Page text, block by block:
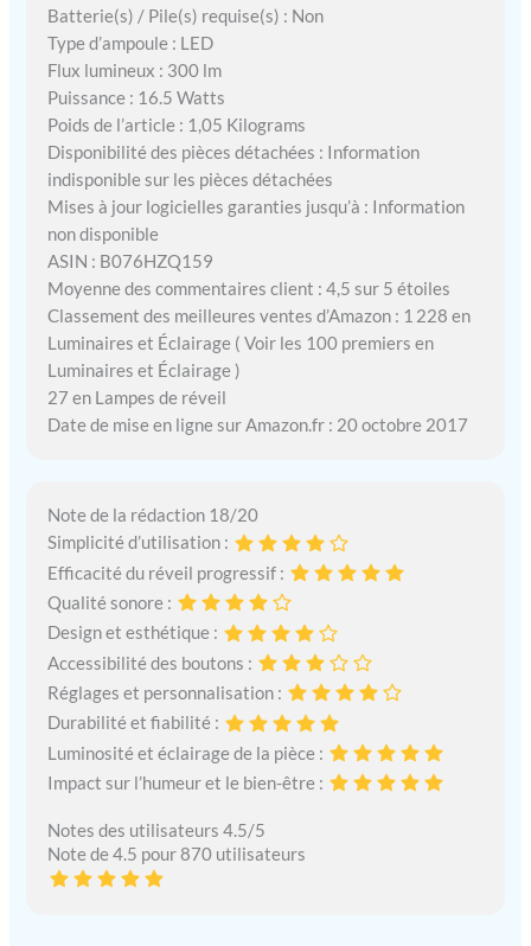
Batterie(s) / Pile(s) requise(s) : Non
Type d’ampoule : LED
Flux lumineux : 300 lm
Puissance : 16.5 Watts
Poids de l’article : 1,05 Kilograms
Disponibilité des pièces détachées : Information
indisponible sur les pièces détachées
Mises à jour logicielles garanties jusqu’à : Information
non disponible
ASIN : B076HZQ159
Moyenne des commentaires client : 4,5 sur 5 étoiles
Classement des meilleures ventes d’Amazon : 1 228 en
Luminaires et Éclairage ( Voir les 100 premiers en
Luminaires et Éclairage )
27 en Lampes de réveil
Date de mise en ligne sur Amazon.fr : 20 octobre 2017
Note de la rédaction 18/20
Simplicité d’utilisation :
Efficacité du réveil progressif :
Qualité sonore :
Design et esthétique :
Accessibilité des boutons :
Réglages et personnalisation :
Durabilité et fiabilité :
Luminosité et éclairage de la pièce :
Impact sur l’humeur et le bien-être :
Notes des utilisateurs 4.5/5
Note de 4.5 pour 870 utilisateurs